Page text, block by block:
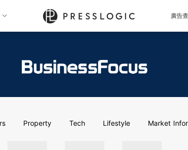
廣告
Property Tech Lifestyle Market